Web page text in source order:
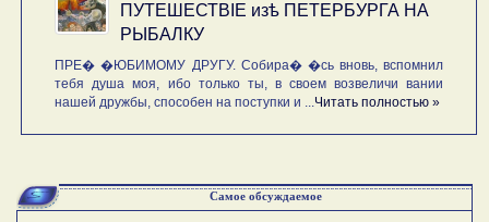
ПУТЕШЕСТВIE изѣ ПЕТЕРБУРГА НА
РЫБАЛКУ
ПРЕ� �ЮБИМОМУ ДРУГУ. Собира� �сь вновь, вспомнил
тебя душа моя, ибо только ты, в своем возвеличи вании
нашей дружбы, способен на поступки и ...Читать полностью »
Самое обсуждаемое